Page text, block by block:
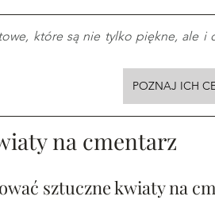
które są nie tylko piękne, ale i
POZNAJ ICH
na cmentarz
sztuczne kwiaty na